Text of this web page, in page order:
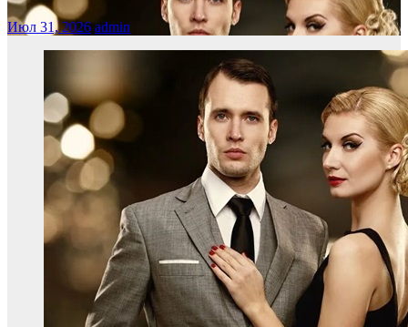
Июл 31, 2026 admin